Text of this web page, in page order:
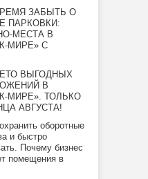
ЗАБЫТЬ О
ПАРКОВКИ:
МЕСТА В
МИРЕ» С
ВЫГОДНЫХ
В
МИРЕ». ТОЛЬКО
АВГУСТА!
оборотные
и быстро
Почему бизнес
помещения в